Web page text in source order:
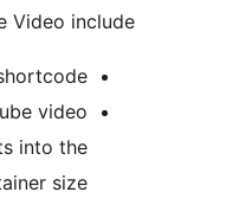
Youtube Video
Easy to insert shortcode
The youtube video
automatically fits into the